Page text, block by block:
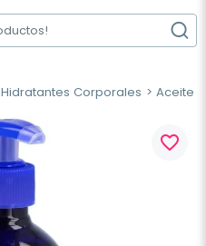
Hidratantes Corporales Aceite
favorite_border